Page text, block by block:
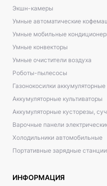
Экшн-камеры
Умные автоматические
Умные мобильные
Умные конвекторы
Умные очистители воздуха
Роботы-пылесосы
Газонокосилки аккумуляторные
Аккумуляторные культиваторы
Аккумуляторные кусторезы,
Варочные панели
Холодильники автомобильные
Портативные зарядные станции
ИНФОРМАЦИЯ